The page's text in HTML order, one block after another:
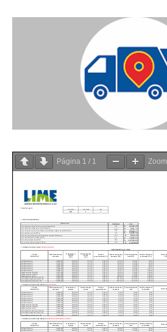
Página 1 / 1 Zoom